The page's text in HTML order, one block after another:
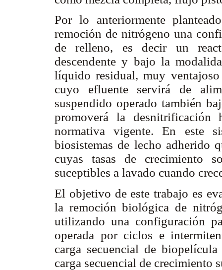
Por lo anteriormente
remoción de nitrógeno una
de relleno, es decir un
descendente y bajo la
líquido residual, muy
cuyo efluente servirá de
suspendido operado también
promoverá la desnitrificación
normativa vigente. En este
biosistemas de lecho adherido
cuyas tasas de crecimiento
suceptibles a lavado cuando
El objetivo de este trabajo es
la remoción biológica de
utilizando una configuración
operada por ciclos e
carga secuencial de
carga secuencial de crecimiento